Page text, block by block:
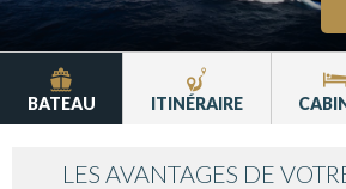
BATEAU ITINÉRAIRE
LES AVANTAGES DE